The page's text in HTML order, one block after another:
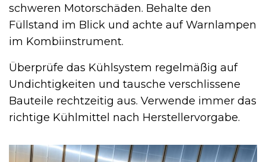
schweren Motorschäden. Behalte den
Füllstand im Blick und achte auf Warnlampen
im Kombiinstrument.
Überprüfe das Kühlsystem regelmäßig auf
Undichtigkeiten und tausche verschlissene
Bauteile rechtzeitig aus. Verwende immer das
richtige Kühlmittel nach Herstellervorgabe.